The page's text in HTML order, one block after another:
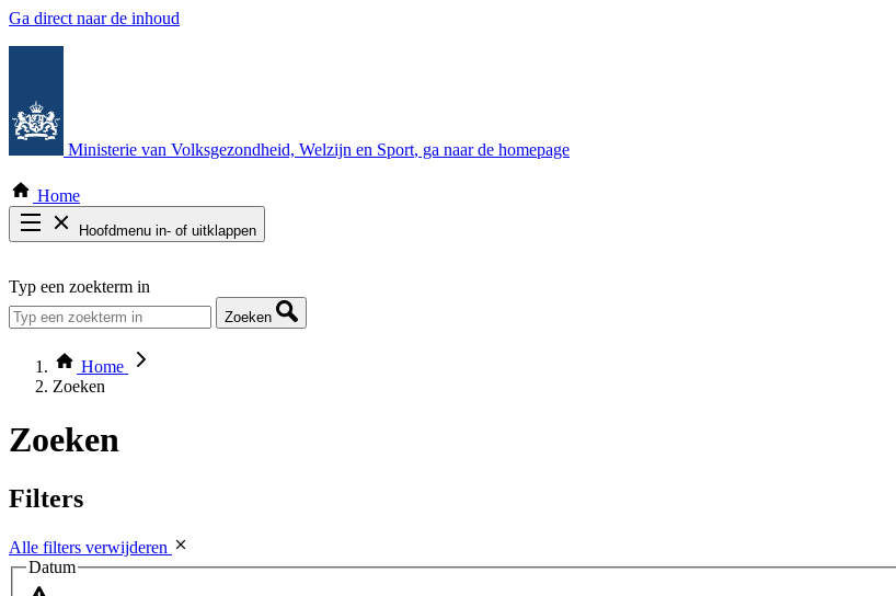
Ga direct naar de inhoud
Ministerie van Volksgezondheid, Welzijn en Sport, ga naar de homepage
Home
Hoofdmenu in- of uitklappen
Thema COVID-19
Bekijk per bestuursorgaan
Typ een zoekterm in
Zoeken
Home
Zoeken
Zoeken
Filters
Alle filters verwijderen
Datum